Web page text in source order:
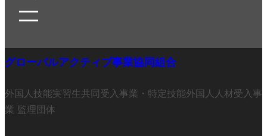
グローバルアクティブ事業協同組合
外国人技能実習生共同受入事業・特定技能外国人人材受入事
業 監理団体